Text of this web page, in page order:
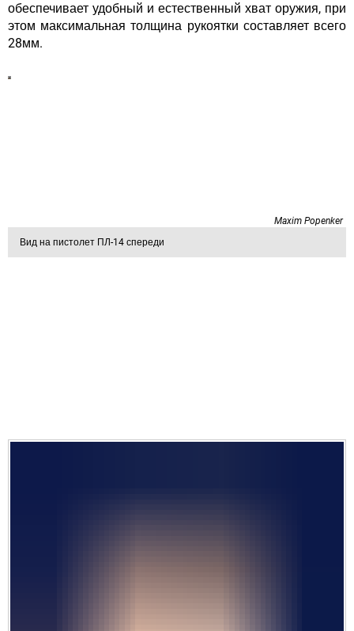
обеспечивает удобный и естественный хват оружия, при
этом максимальная толщина рукоятки составляет всего
28мм.
Maxim Popenker
Вид на пистолет ПЛ-14 спереди